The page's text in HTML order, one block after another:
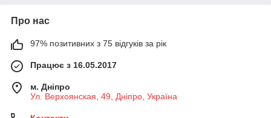
Про нас
97% позитивних з 75 відгуків за рік
Працює з 16.05.2017
м. Дніпро
Ул. Верхоянская, 49, Дніпро, Україна